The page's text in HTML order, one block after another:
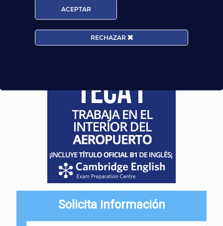
¡Te esperamos!
Solicita información
ACEPTAR
RECHAZAR